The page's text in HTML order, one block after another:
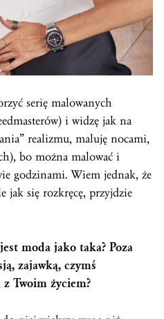
serię malowanych
i widzę jak na
realizmu, maluję nocami,
bo można malować i
godzinami. Wiem jednak, że
jak się rozkręcę, przyjdzie
moda jako taka? Poza
zajawką, czymś
Twoim życiem?